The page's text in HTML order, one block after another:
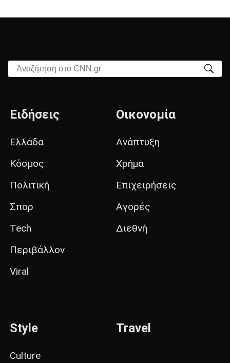
Αναζήτηση στο CNN.gr
Ειδήσεις
Ελλάδα
Κόσμος
Πολιτική
Σπορ
Tech
Περιβάλλον
Viral
Οικονομία
Ανάπτυξη
Χρήμα
Επιχειρήσεις
Αγορές
Διεθνή
Style
Culture
Travel